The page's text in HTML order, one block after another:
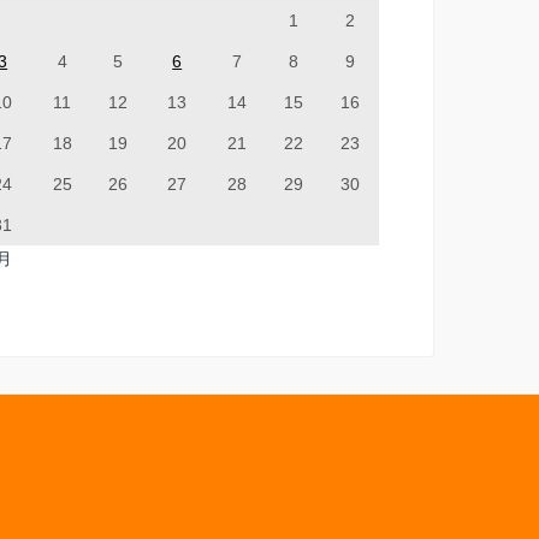
1 2
4 5 6 7 8 9
11 12 13 14 15 16
18 19 20 21 22 23
25 26 27 28 29 30